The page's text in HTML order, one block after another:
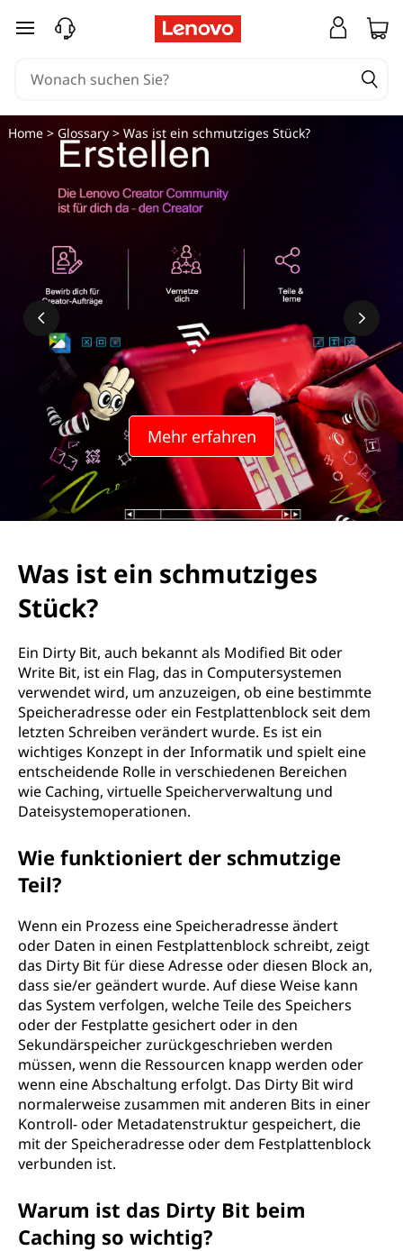
W
y
B
zum Hauptinhalt springen
Mehr erfahren
Home> Glossary> Was ist ein schmutziges Stück?
Was ist ein schmutziges
Stück?
Ein Dirty Bit, auch bekannt als Modified Bit oder
Write Bit, ist ein Flag, das in Computersystemen
verwendet wird, um anzuzeigen, ob eine bestimmte
Speicheradresse oder ein Festplattenblock seit dem
letzten Schreiben verändert wurde. Es ist ein
wichtiges Konzept in der Informatik und spielt eine
entscheidende Rolle in verschiedenen Bereichen
wie Caching, virtuelle Speicherverwaltung und
Dateisystemoperationen.
Wie funktioniert der schmutzige
Teil?
Wenn ein Prozess eine Speicheradresse ändert
oder Daten in einen Festplattenblock schreibt, zeigt
das Dirty Bit für diese Adresse oder diesen Block an,
dass sie/er geändert wurde. Auf diese Weise kann
das System verfolgen, welche Teile des Speichers
oder der Festplatte gesichert oder in den
Sekundärspeicher zurückgeschrieben werden
müssen, wenn die Ressourcen knapp werden oder
wenn eine Abschaltung erfolgt. Das Dirty Bit wird
normalerweise zusammen mit anderen Bits in einer
Kontroll- oder Metadatenstruktur gespeichert, die
mit der Speicheradresse oder dem Festplattenblock
verbunden ist.
Warum ist das Dirty Bit beim
Caching so wichtig?